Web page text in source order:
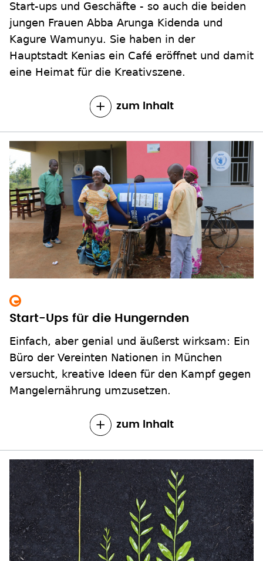
Start-ups und Geschäfte - so auch die beiden
jungen Frauen Abba Arunga Kidenda und
Kagure Wamunyu. Sie haben in der
Hauptstadt Kenias ein Café eröffnet und damit
eine Heimat für die Kreativszene.
zum Inhalt
Start-Ups für die Hungernden
Einfach, aber genial und äußerst wirksam: Ein
Büro der Vereinten Nationen in München
versucht, kreative Ideen für den Kampf gegen
Mangelernährung umzusetzen.
zum Inhalt